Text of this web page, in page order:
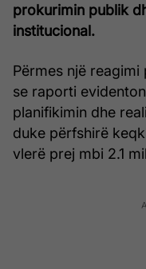
prokurimin publik
institucional.
Përmes një
se raporti
planifikimin dhe
duke përfshirë
vlerë prej mbi 2.1